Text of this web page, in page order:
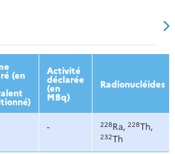
2015 2016
(en Activité
déclarée
(en
MBq)
Radionucléides
- 228Ra, 228Th,
232Th